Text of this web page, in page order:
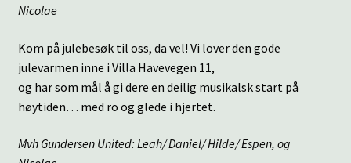
Nicolae
Kom på julebesøk til oss, da vel! Vi lover den gode
julevarmen inne i Villa Havevegen 11,
og har som mål å gi dere en deilig musikalsk start på
høytiden… med ro og glede i hjertet.
Mvh Gundersen United: Leah/ Daniel/ Hilde/ Espen, og